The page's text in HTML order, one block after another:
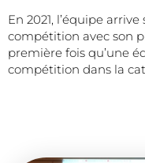
En 2021, l’équipe
compétition avec son
première fois qu’une
compétition dans la